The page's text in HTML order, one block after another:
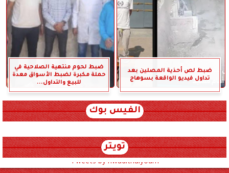
ضبط لص أحذية المصلين بعد
تداول فيديو الواقعة بسوهاج
ضبط لحوم منتهية الصلاحية في
حملة مكبرة لضبط الأسواق معدة
للبيع والتداول...
الفيس بوك
تويتر
Tweets by hwadithalyoum